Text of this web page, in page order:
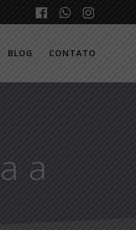
BLOG CONTATO
a